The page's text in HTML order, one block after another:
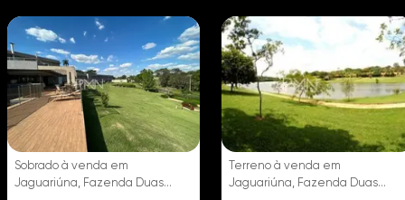
Sobrado à venda em
Jaguariúna, Fazenda Duas
Terreno à venda em
Jaguariúna, Fazenda Duas